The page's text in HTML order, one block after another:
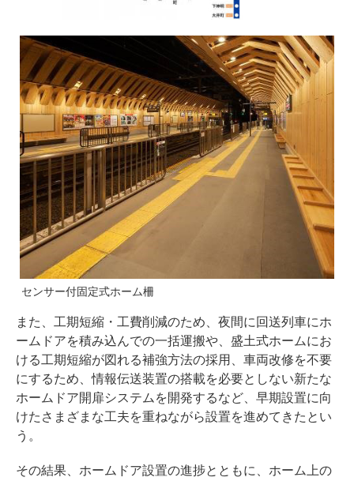
センサー付固定式ホーム柵
また、工期短縮・工費削減のため、夜間に回送列車にホ
ームドアを積み込んでの一括運搬や、盛土式ホームにお
ける工期短縮が図れる補強方法の採用、車両改修を不要
にするため、情報伝送装置の搭載を必要としない新たな
ホームドア開扉システムを開発するなど、早期設置に向
けたさまざまな工夫を重ねながら設置を進めてきたとい
う。
その結果、ホームドア設置の進捗とともに、ホーム上の